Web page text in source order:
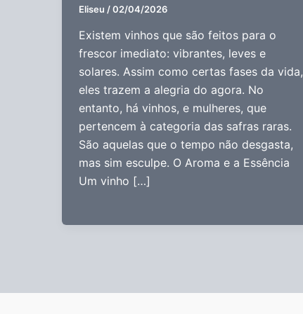
Eliseu /02/04/2026
Existem vinhos que são feitos para o
frescor imediato: vibrantes, leves e
solares. Assim como certas fases da vida,
eles trazem a alegria do agora. No
entanto, há vinhos, e mulheres, que
pertencem à categoria das safras raras.
São aquelas que o tempo não desgasta,
mas sim esculpe. O Aroma e a Essência
Um vinho […]